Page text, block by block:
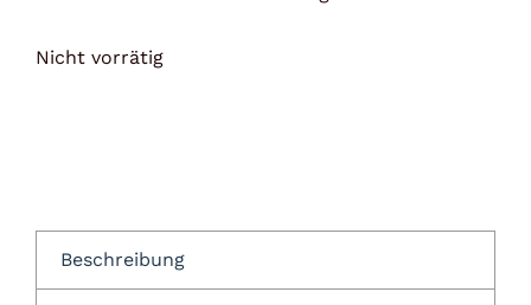
Nicht vorrätig
Beschreibung